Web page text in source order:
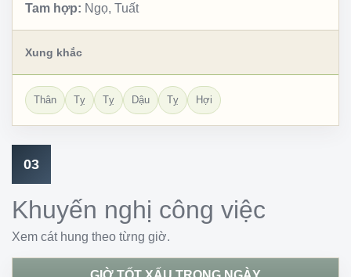
Tam hợp: Ngọ, Tuất
Xung khắc
Thân Tỵ Tỵ Dậu Tỵ Hợi
03
Khuyến nghị công việc
Xem cát hung theo từng giờ.